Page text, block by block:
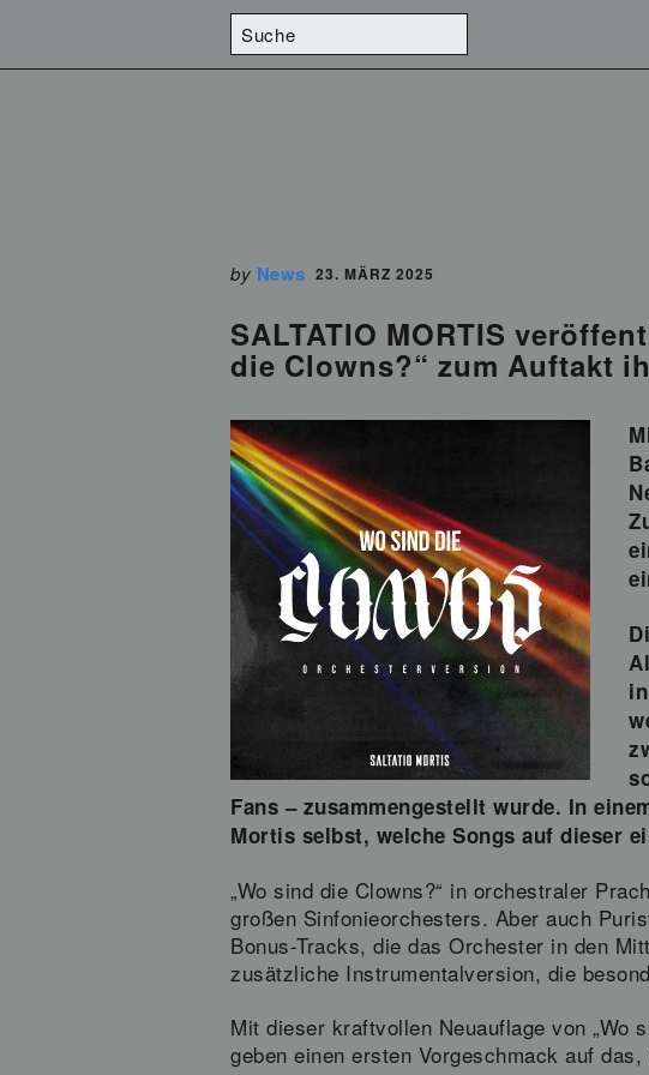
by News 23. MÄRZ 2025
SALTATIO MORTIS
die Clowns?“ zum Auftakt
Fans – zusammengestellt wurde. In
Mortis selbst, welche Songs auf dieser
„Wo sind die Clowns?“ in orchestraler
großen Sinfonieorchesters. Aber auch
Bonus-Tracks, die das Orchester in den
zusätzliche Instrumentalversion, die
Mit dieser kraftvollen Neuauflage von „Wo
geben einen ersten Vorgeschmack auf